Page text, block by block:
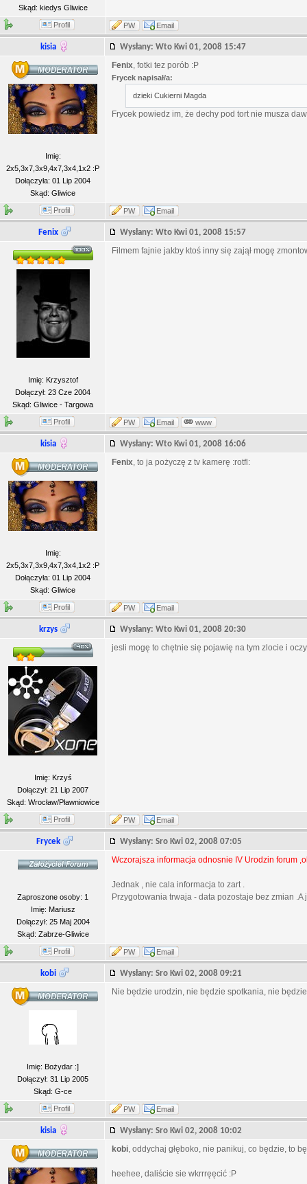
Skąd: kiedys Gliwice
Profil PW Email
kisia Wysłany: Wto Kwi 01, 2008 15:47
Imię:
2x5,3x7,3x9,4x7,3x4,1x2 :P
Dołączyła: 01 Lip 2004
Skąd: Gliwice
Fenix, fotki tez porób :P
Frycek napisał/a:
dzieki Cukierni Magda
Frycek powiedz im, że dechy pod tort nie musza
Profil PW Email
Fenix Wysłany: Wto Kwi 01, 2008 15:57
Imię: Krzysztof
Dołączył: 23 Cze 2004
Skąd: Gliwice - Targowa
Filmem fajnie jakby ktoś inny się zajął mogę
Profil PW Email www
kisia Wysłany: Wto Kwi 01, 2008 16:06
Imię:
2x5,3x7,3x9,4x7,3x4,1x2 :P
Dołączyła: 01 Lip 2004
Skąd: Gliwice
Fenix, to ja pożyczę z tv kamerę :rotfl:
Profil PW Email
krzys Wysłany: Wto Kwi 01, 2008 20:30
Imię: Krzyś
Dołączył: 21 Lip 2007
Skąd: Wrocław/Pławniowice
jesli mogę to chętnie się pojawię na tym zlocie i
Profil PW Email
Frycek Wysłany: Sro Kwi 02, 2008 07:05
Zaproszone osoby: 1
Imię: Mariusz
Dołączył: 25 Maj 2004
Skąd: Zabrze-Gliwice
Wczorajsza informacja odnosnie IV Urodzin forum
Jednak , nie cala informacja to zart .
Przygotowania trwaja - data pozostaje bez zmian
Profil PW Email
kobi Wysłany: Sro Kwi 02, 2008 09:21
Imię: Bożydar :]
Dołączył: 31 Lip 2005
Skąd: G-ce
Nie będzie urodzin, nie będzie spotkania, nie
Profil PW Email
kisia Wysłany: Sro Kwi 02, 2008 10:02
kobi, oddychaj głęboko, nie panikuj, co będzie, to
heehee, daliście sie wkrrręęcić :P